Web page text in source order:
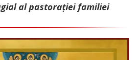
al pastorației familiei